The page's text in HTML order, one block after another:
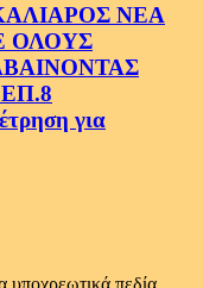
ΝΕΑ
ΟΛΟΥΣ
για
υποχρεωτικά πεδία